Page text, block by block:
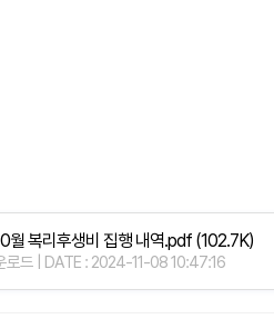
월 복리후생비 집행 내역.pdf (102.7K)
로드 | DATE : 2024-11-08 10:47:16